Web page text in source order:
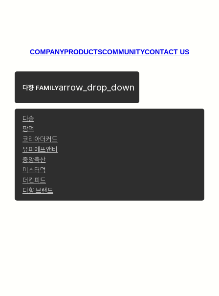
COMPANYPRODUCTSCOMMUNITYCONTACT US
다향 FAMILYarrow_drop_down
다솔
팜덕
코리아더커드
유피에프앤비
중앙축산
미스터덕
더킨피드
다향 브랜드